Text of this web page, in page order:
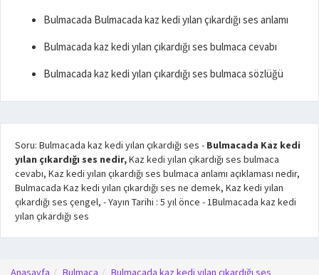
Bulmacada Bulmacada kaz kedi yılan çıkardığı ses anlamı
Bulmacada kaz kedi yılan çıkardığı ses bulmaca cevabı
Bulmacada kaz kedi yılan çıkardığı ses bulmaca sözlüğü
Soru: Bulmacada kaz kedi yılan çıkardığı ses - Bulmacada Kaz kedi
yılan çıkardığı ses nedir,Kaz kedi yılan çıkardığı ses bulmaca
cevabı, Kaz kedi yılan çıkardığı ses bulmaca anlamı açıklaması nedir,
Bulmacada Kaz kedi yılan çıkardığı ses ne demek, Kaz kedi yılan
çıkardığı ses çengel, - Yayın Tarihi : 5 yıl önce -1Bulmacada kaz kedi
yılan çıkardığı ses
Anasayfa Bulmaca Bulmacada kaz kedi yılan çıkardığı ses